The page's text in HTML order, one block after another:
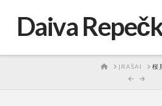
Daiva
HOMEĮRAŠAI 桜